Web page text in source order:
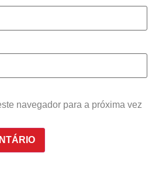
navegador para a próxima vez